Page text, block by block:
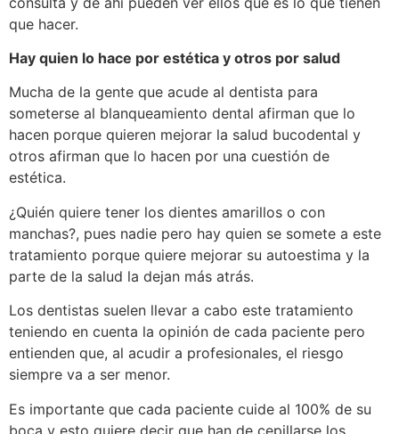
que hacer.
Hay quien lo hace por estética y otros por salud
Mucha de la gente que acude al dentista para
someterse al blanqueamiento dental afirman que lo
hacen porque quieren mejorar la salud bucodental y
otros afirman que lo hacen por una cuestión de
estética.
¿Quién quiere tener los dientes amarillos o con
manchas?, pues nadie pero hay quien se somete a este
tratamiento porque quiere mejorar su autoestima y la
parte de la salud la dejan más atrás.
Los dentistas suelen llevar a cabo este tratamiento
teniendo en cuenta la opinión de cada paciente pero
entienden que, al acudir a profesionales, el riesgo
siempre va a ser menor.
Es importante que cada paciente cuide al 100% de su
boca y esto quiere decir que han de cepillarse los